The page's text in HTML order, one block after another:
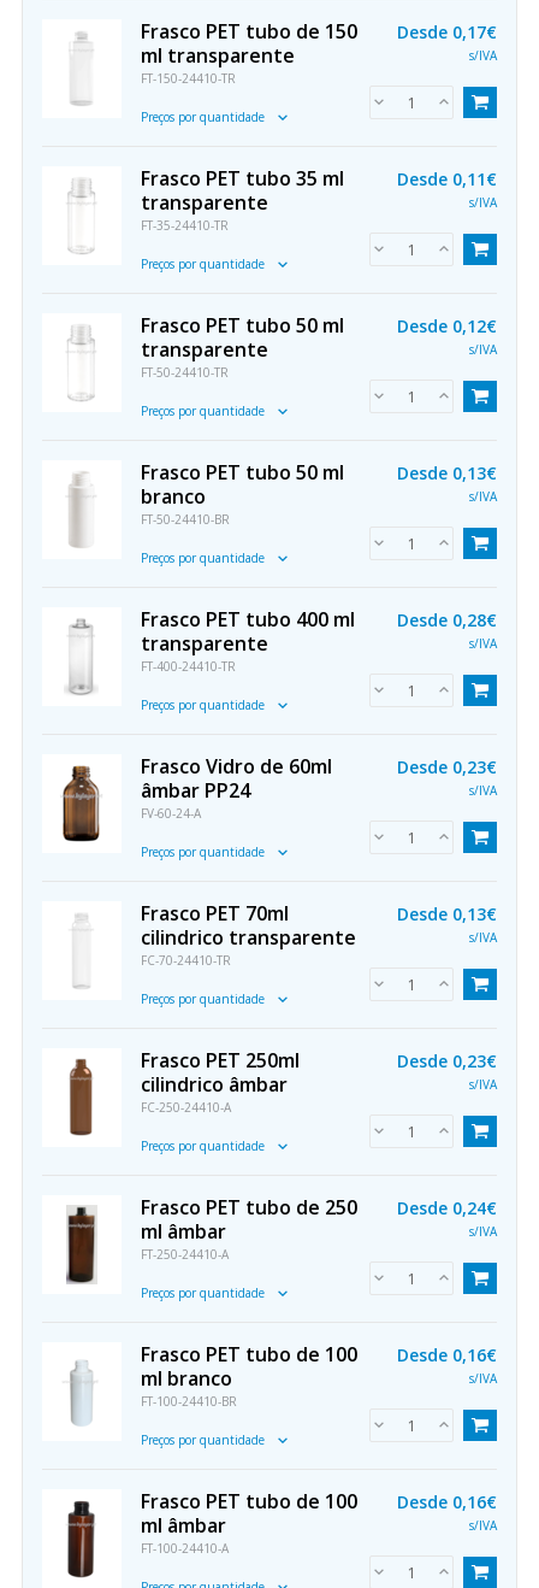
Frasco PET tubo de 150
ml transparente
FT-150-24410-TR
Preços por quantidade
Desde 0,17€
s/IVA
Frasco PET tubo 35 ml
transparente
FT-35-24410-TR
Preços por quantidade
Desde 0,11€
s/IVA
Frasco PET tubo 50 ml
transparente
FT-50-24410-TR
Preços por quantidade
Desde 0,12€
s/IVA
Frasco PET tubo 50 ml
branco
FT-50-24410-BR
Preços por quantidade
Desde 0,13€
s/IVA
Frasco PET tubo 400 ml
transparente
FT-400-24410-TR
Preços por quantidade
Desde 0,28€
s/IVA
Frasco Vidro de 60ml
âmbar PP24
FV-60-24-A
Preços por quantidade
Desde 0,23€
s/IVA
Frasco PET 70ml
cilindrico transparente
FC-70-24410-TR
Preços por quantidade
Desde 0,13€
s/IVA
Frasco PET 250ml
cilindrico âmbar
FC-250-24410-A
Preços por quantidade
Desde 0,23€
s/IVA
Frasco PET tubo de 250
ml âmbar
FT-250-24410-A
Preços por quantidade
Desde 0,24€
s/IVA
Frasco PET tubo de 100
ml branco
FT-100-24410-BR
Preços por quantidade
Desde 0,16€
s/IVA
Frasco PET tubo de 100
ml âmbar
FT-100-24410-A
Desde 0,16€
s/IVA